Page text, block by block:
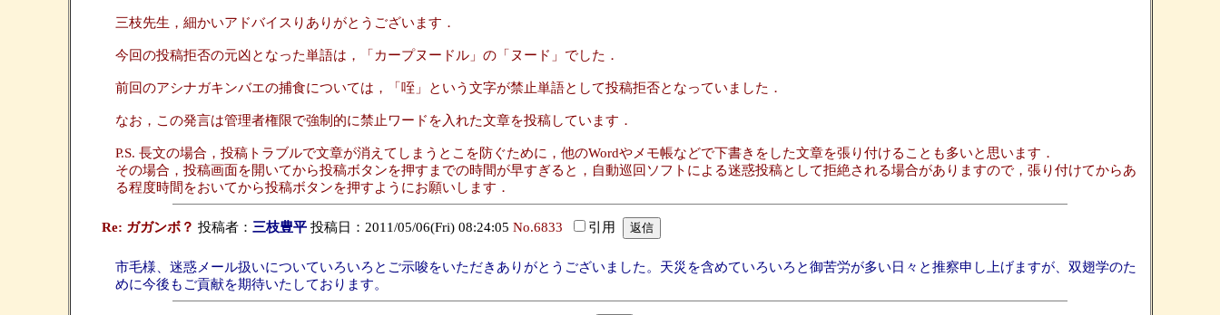
三枝先生，細かいアドバイスりありがとうございます．
今回の投稿拒否の元凶となった単語は，「カープヌードル」の「ヌード」でした．
前回のアシナガキンバエの捕食については，「咥」という文字が禁止単語として投稿拒否となっていました．
なお，この発言は管理者権限で強制的に禁止ワードを入れた文章を投稿しています．
P.S. 長文の場合，投稿トラブルで文章が消えてしまうとこを防ぐために，他のWordやメモ帳などで下書きをした文章を張り付けることも多いと思います．
その場合，投稿画面を開いてから投稿ボタンを押すまでの時間が早すぎると，自動巡回ソフトによる迷惑投稿として拒絶される場合がありますので，張り付けてからあ
る程度時間をおいてから投稿ボタンを押すようにお願いします．
Re: ガガンボ？ 投稿者： 三枝豊平投稿日：2011/05/06(Fri) 08:24:05 No.6833 引用
市毛様、迷惑メール扱いについていろいろとご示唆をいただきありがとうございました。天災を含めていろいろと御苦労が多い日々と推察申し上げますが、双翅学のた
めに今後もご貢献を期待いたしております。